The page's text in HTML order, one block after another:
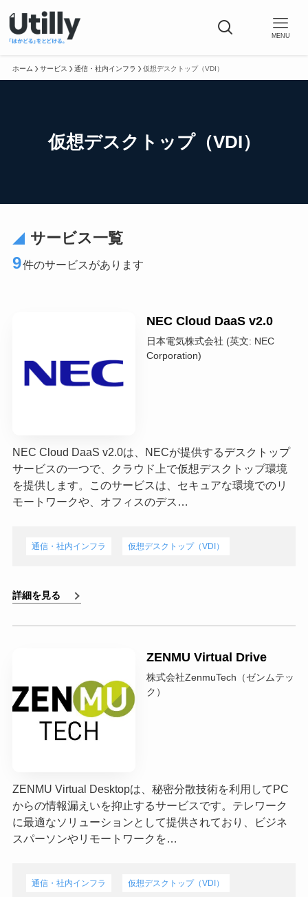
MENU
ホーム サービス 通信・社内インフラ 仮想デスクトップ（VDI）
仮想デスクトップ（VDI）
サービス一覧
9件のサービスがあります
NEC Cloud DaaS v2.0
日本電気株式会社 (英文: NEC
Corporation)
NEC Cloud DaaS v2.0は、NECが提供するデスクトップ
サービスの一つで、クラウド上で仮想デスクトップ環境
を提供します。このサービスは、セキュアな環境でのリ
モートワークや、オフィスのデス…
通信・社内インフラ 仮想デスクトップ（VDI）
詳細を見る
ZENMU Virtual Drive
株式会社ZenmuTech（ゼンムテッ
ク）
ZENMU Virtual Desktopは、秘密分散技術を利用してPC
からの情報漏えいを抑止するサービスです。テレワーク
に最適なソリューションとして提供されており、ビジネ
スパーソンやリモートワークを…
通信・社内インフラ 仮想デスクトップ（VDI）